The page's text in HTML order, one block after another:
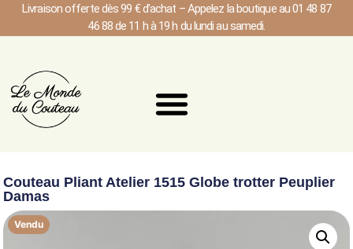
Livraison offerte dès 99 € d’achat – Appelez la boutique au 01 48 87
46 88 de 11 h à 19 h du lundi au samedi.
Couteau Pliant Atelier 1515 Globe trotter Peuplier
Damas
Vendu